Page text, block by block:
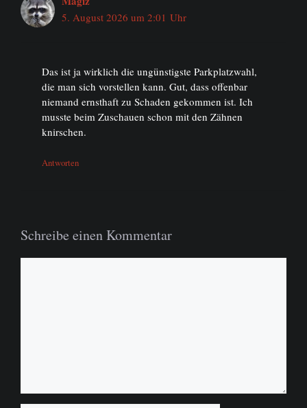
5. August 2026 um 2:01 Uhr
Das ist ja wirklich die ungünstigste Parkplatzwahl,
die man sich vorstellen kann. Gut, dass offenbar
niemand ernsthaft zu Schaden gekommen ist. Ich
musste beim Zuschauen schon mit den Zähnen
knirschen.
Antworten
Schreibe einen Kommentar